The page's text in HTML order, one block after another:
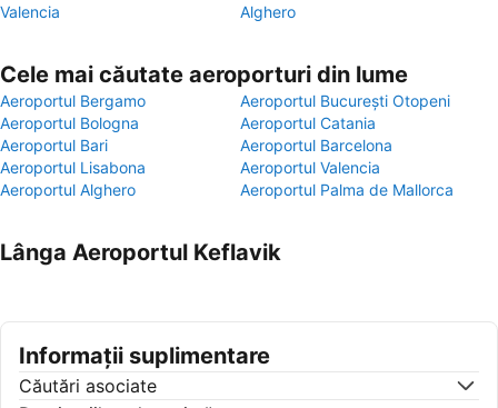
Valencia
Alghero
Cele mai căutate aeroporturi din lume
Aeroportul Bergamo
Aeroportul București Otopeni
Aeroportul Bologna
Aeroportul Catania
Aeroportul Bari
Aeroportul Barcelona
Aeroportul Lisabona
Aeroportul Valencia
Aeroportul Alghero
Aeroportul Palma de Mallorca
Lânga Aeroportul Keflavik
Informații suplimentare
Căutări asociate